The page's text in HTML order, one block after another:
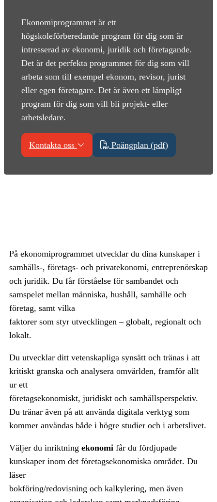
Ekonomiprogrammet är ett
högskoleförberedande program för dig som är
intresserad av ekonomi, juridik och företagande.
Det är det perfekta programmet för dig som vill
arbeta som till exempel ekonom, revisor, jurist
eller egen företagare. Det är även ett lämpligt
program för dig som vill bli projekt- eller
arbetsledare.
Kontakta oss Poängplan (pdf)
På ekonomiprogrammet utvecklar du dina kunskaper i
samhälls-, företags- och privatekonomi, entreprenörskap
och juridik. Du får förståelse för sambandet och
samspelet mellan människa, hushåll, samhälle och
företag, samt vilka
faktorer som styr utvecklingen – globalt, regionalt och
lokalt.
Du utvecklar ditt vetenskapliga synsätt och tränas i att
kritiskt granska och analysera omvärlden, framför allt
ur ett
företagsekonomiskt, juridiskt och samhällsperspektiv.
Du tränar även på att använda digitala verktyg som
kommer användas både i högre studier och i arbetslivet.
Väljer du inriktning ekonomi får du fördjupade
kunskaper inom det företagsekonomiska området. Du
läser
bokföring/redovisning och kalkylering, men även